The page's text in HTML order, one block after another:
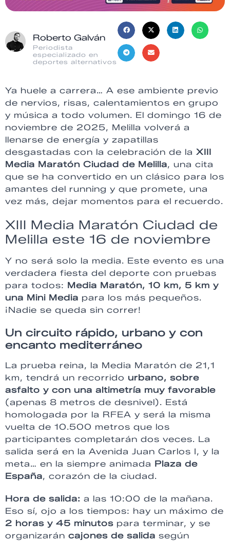
Roberto Galván
Periodista
especializado en
deportes alternativos
Ya huele a carrera… A ese ambiente previo
de nervios, risas, calentamientos en grupo
y música a todo volumen. El domingo 16 de
noviembre de 2025, Melilla volverá a
llenarse de energía y zapatillas
desgastadas con la celebración de la XIII
Media Maratón Ciudad de Melilla, una cita
que se ha convertido en un clásico para los
amantes del running y que promete, una
vez más, dejar momentos para el recuerdo.
XIII Media Maratón Ciudad de
Melilla este 16 de noviembre
Y no será solo la media. Este evento es una
verdadera fiesta del deporte con pruebas
para todos: Media Maratón, 10 km, 5 km y
una Mini Media para los más pequeños.
¡Nadie se queda sin correr!
Un circuito rápido, urbano y con
encanto mediterráneo
La prueba reina, la Media Maratón de 21,1
km, tendrá un recorrido urbano, sobre
asfalto y con una altimetría muy favorable
(apenas 8 metros de desnivel). Está
homologada por la RFEA y será la misma
vuelta de 10.500 metros que los
participantes completarán dos veces. La
salida será en la Avenida Juan Carlos I, y la
meta… en la siempre animada Plaza de
España, corazón de la ciudad.
Hora de salida: a las 10:00 de la mañana.
Eso sí, ojo a los tiempos: hay un máximo de
2 horas y 45 minutos para terminar, y se
organizarán cajones de salida según